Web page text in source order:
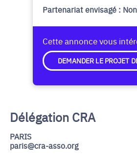
Partenariat envisagé : Non
Cette annonce vous
DEMANDER LE PROJET
Délégation CRA
PARIS
paris@cra-asso.org